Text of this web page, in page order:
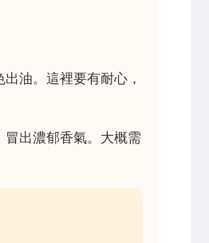
油。這裡要有耐心，
出濃郁香氣。大概需